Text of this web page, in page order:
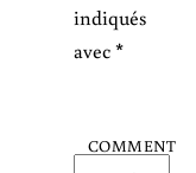
indiqués
avec*
COMMENT